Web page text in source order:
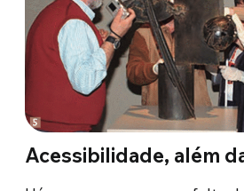
Acessibilidade, além